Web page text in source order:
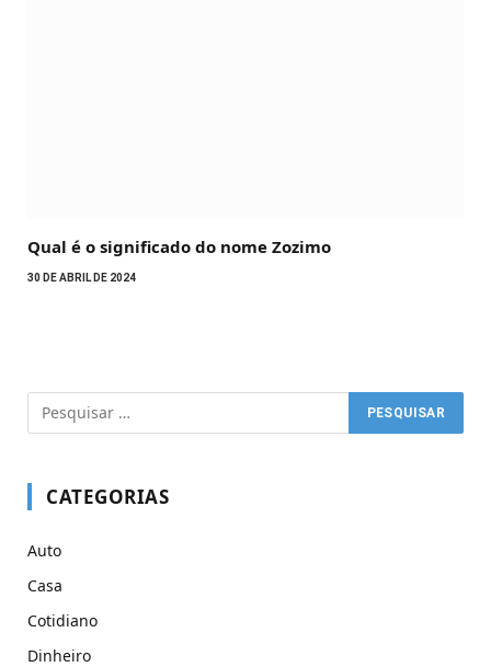
Qual é o significado do nome Zozimo
30 DE ABRIL DE 2024
CATEGORIAS
Auto
Casa
Cotidiano
Dinheiro